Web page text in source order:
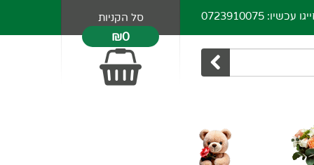
סל הקניות
₪0
0723910075